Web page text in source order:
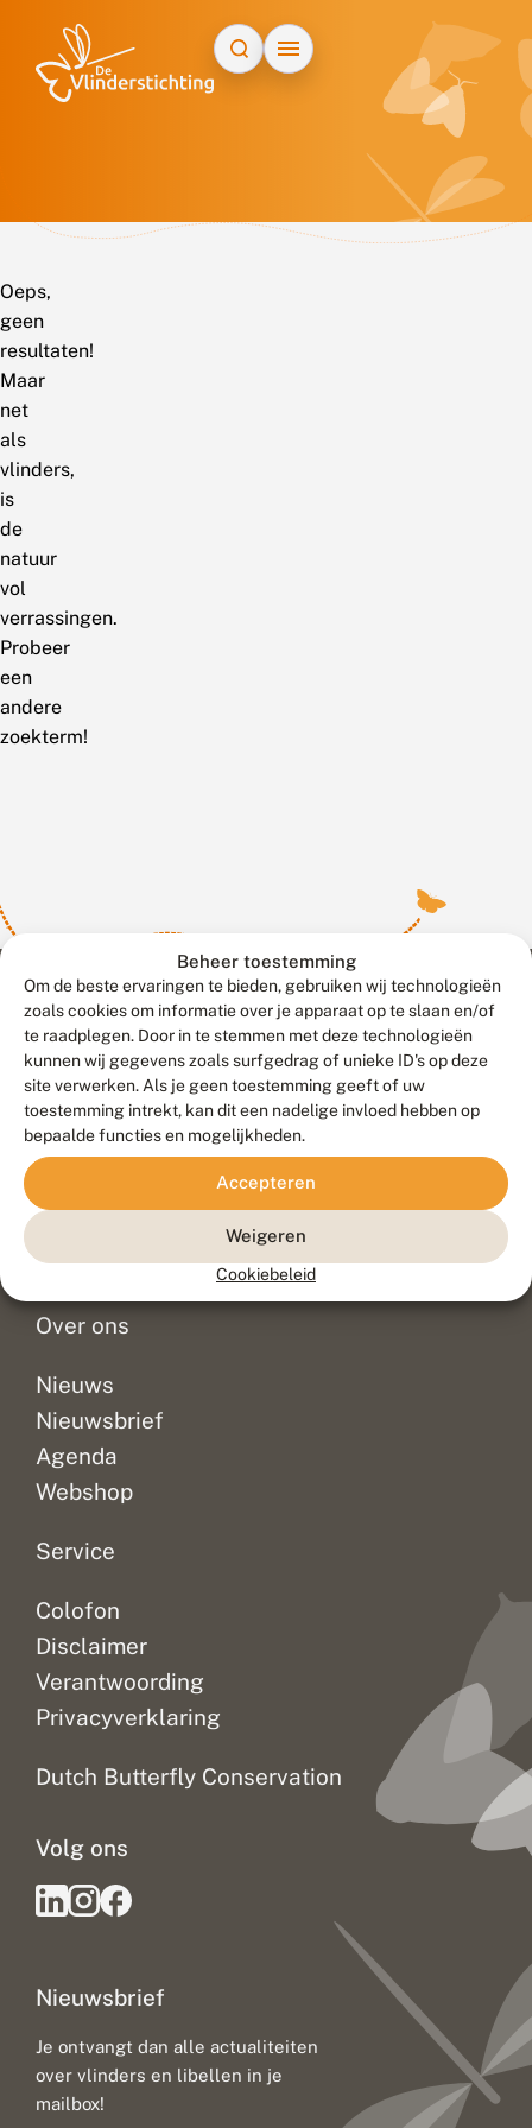
Beheer toestemming
Om de beste ervaringen te bieden, gebruiken wij technologieën
zoals cookies om informatie over je apparaat op te slaan en/of
te raadplegen. Door in te stemmen met deze technologieën
kunnen wij gegevens zoals surfgedrag of unieke ID's op deze
site verwerken. Als je geen toestemming geeft of uw
toestemming intrekt, kan dit een nadelige invloed hebben op
bepaalde functies en mogelijkheden.
Accepteren
Weigeren
Cookiebeleid
Oeps,
geen
resultaten!
Maar
net
als
vlinders,
is
de
natuur
vol
verrassingen.
Probeer
een
andere
zoekterm!
Contact
Veelgestelde vragen
Doneer
Over ons
Nieuws
Nieuwsbrief
Agenda
Webshop
Service
Colofon
Disclaimer
Verantwoording
Privacyverklaring
Dutch Butterfly Conservation
Nieuwsbrief
Je ontvangt dan alle actualiteiten
over vlinders en libellen in je
mailbox!
Volg ons
Meld waarnemingen© 2026 Vlinderstichting
Duurzaam ontwikkeld door
Go2People
, ontworpen door
Blue Field Agency
Privacy
Disclaimer
Sitemap